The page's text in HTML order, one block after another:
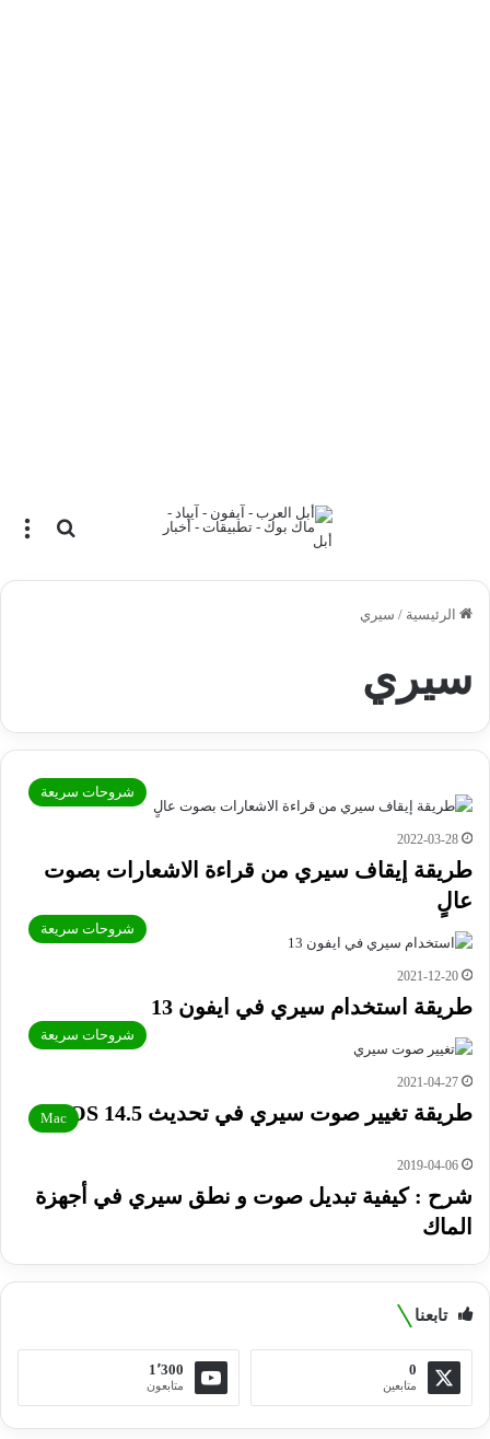
بحث
الرئيسية / سيري
سيري
شروحات سريعة
2022-03-28
طريقة إيقاف سيري من قراءة الاشعارات بصوت
عالٍ
شروحات سريعة
2021-12-20
طريقة استخدام سيري في ايفون 13
شروحات سريعة
2021-04-27
طريقة تغيير صوت سيري في تحديث iOS 14.5 Mac
2019-04-06
شرح : كيفية تبديل صوت و نطق سيري في أجهزة
الماك
تابعنا
0
متابعين
1٬300
متابعون